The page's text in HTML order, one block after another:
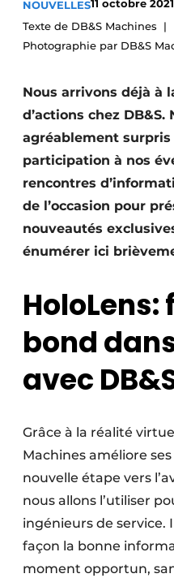
Privacy / Cookie
S’inscrire
Termes et
Video’s
NOUVELLES11 octobre 2021
Texte de DB&S Machines
Photographie par DB&S
Nous arrivons déjà à
d’actions chez DB&S.
agréablement
participation à nos
rencontres
de l’occasion pour
nouveautés
énumérer ici
bond
avec
Grâce à la réalité
Machines améliore
nouvelle étape vers
nous allons l’utiliser
ingénieurs de service.
façon la bonne
moment opportun,